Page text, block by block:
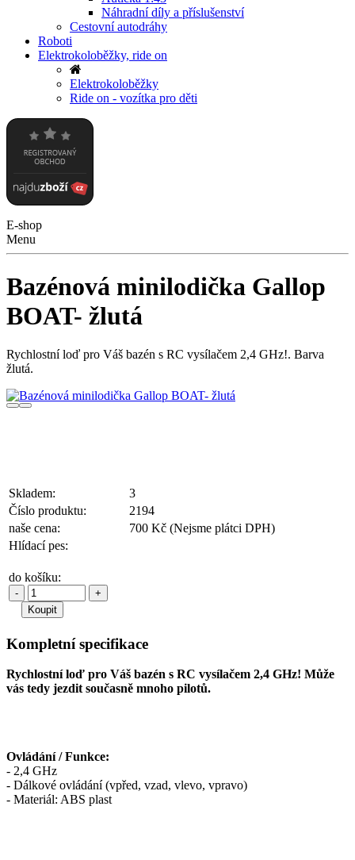
Náhradní díly a příslušenství
Cestovní autodráhy
Roboti
Elektrokoloběžky, ride on
Elektrokoloběžky
Ride on - vozítka pro děti
E-shop
Menu
Bazénová minilodička Gallop
BOAT- žlutá
Rychlostní loď pro Váš bazén s RC vysílačem 2,4 GHz!. Barva
žlutá.
Skladem:
3
Číslo produktu:
2194
naše cena:
700 Kč (Nejsme plátci DPH)
Hlídací pes:
do košíku:
- +
Kompletní specifikace
Rychlostní loď pro Váš bazén s RC vysílačem 2,4 GHz! Může
vás tedy jezdit současně mnoho pilotů.
Ovládání / Funkce:
- 2,4 GHz
- Dálkové ovládání (vpřed, vzad, vlevo, vpravo)
- Materiál: ABS plast